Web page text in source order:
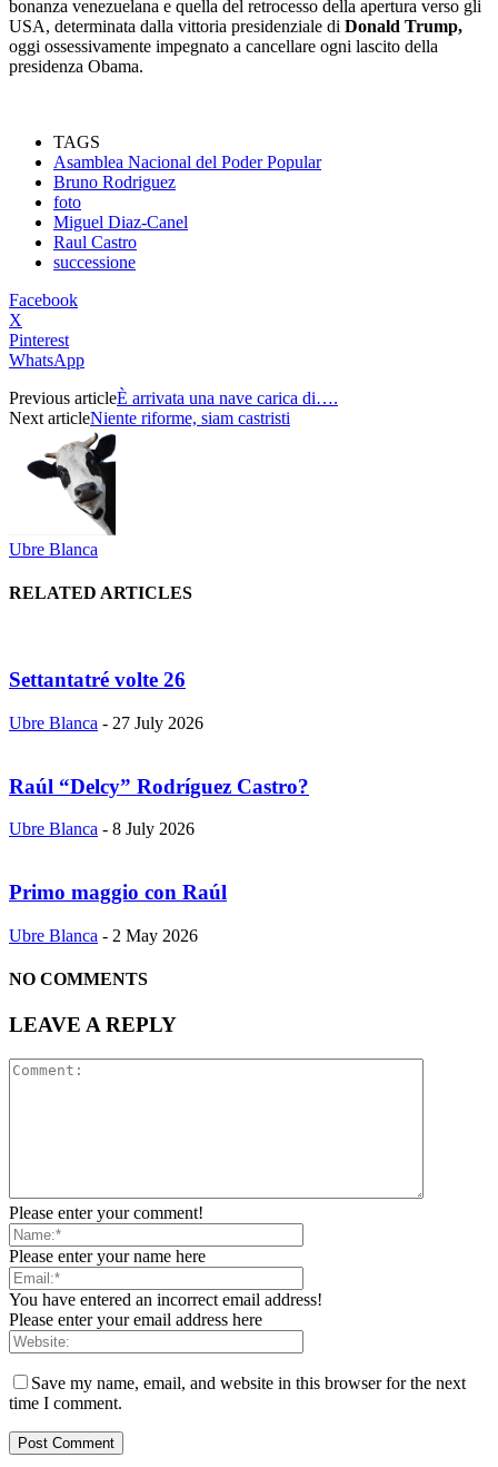
bonanza venezuelana e quella del retrocesso della apertura verso gli
USA, determinata dalla vittoria presidenziale di Donald Trump,
oggi ossessivamente impegnato a cancellare ogni lascito della
presidenza Obama.
TAGS
Asamblea Nacional del Poder Popular
Bruno Rodriguez
foto
Miguel Diaz-Canel
Raul Castro
successione
Facebook
X
Pinterest
WhatsApp
Previous articleÈ arrivata una nave carica di….
Next articleNiente riforme, siam castristi
Ubre Blanca
RELATED ARTICLES
Settantatré volte 26
Ubre Blanca - 27 July 2026
Raúl “Delcy” Rodríguez Castro?
Ubre Blanca - 8 July 2026
Primo maggio con Raúl
Ubre Blanca - 2 May 2026
NO COMMENTS
LEAVE A REPLY
Please enter your comment!
Please enter your name here
You have entered an incorrect email address!
Please enter your email address here
Save my name, email, and website in this browser for the next
time I comment.